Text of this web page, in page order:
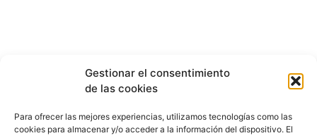
Gestionar el consentimiento
de las cookies
Para ofrecer las mejores experiencias, utilizamos tecnologías como las
cookies para almacenar y/o acceder a la información del dispositivo. El